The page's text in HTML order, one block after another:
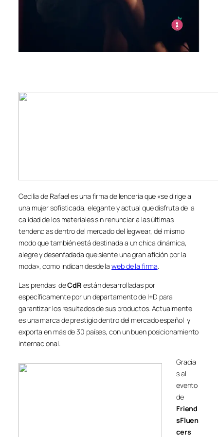
Cecilia de Rafael es una firma de lencería que «se dirige a
una mujer sofisticada, elegante y actual que disfruta de la
calidad de los materiales sin renunciar a las últimas
tendencias dentro del mercado del legwear, del mismo
modo que también está destinada a un chica dinámica,
alegre y desenfadada que siente una gran afición por la
moda», como indican desde laweb de la firma.
Las prendas deCdR están desarrolladas por
específicamente por un departamento de I+D para
garantizar los resultados de sus productos. Actualmente
es una marca de prestigio dentro del mercado español y
exporta en más de 30 países, con un buen posicionamiento
internacional.
Gracia
s al
evento
de
Friend
sFluen
cers